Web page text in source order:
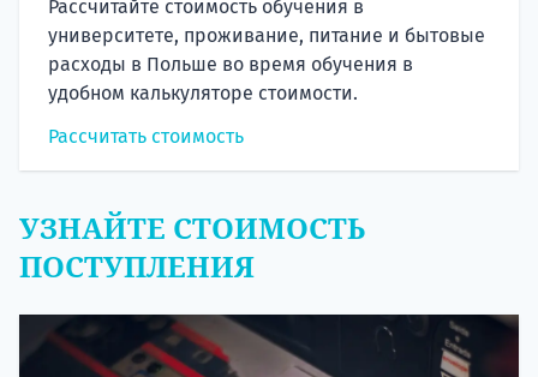
Рассчитайте стоимость обучения в
университете, проживание, питание и бытовые
расходы в Польше во время обучения в
удобном калькуляторе стоимости.
Рассчитать стоимость
УЗНАЙТЕ СТОИМОСТЬ
ПОСТУПЛЕНИЯ